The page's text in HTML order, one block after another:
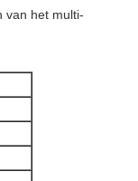
van het multi-